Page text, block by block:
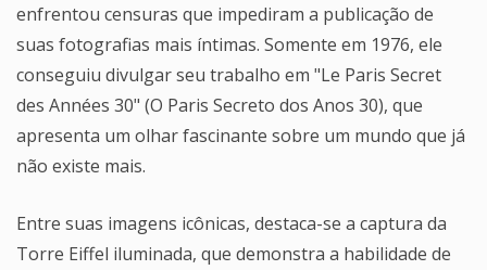
enfrentou censuras que impediram a publicação de
suas fotografias mais íntimas. Somente em 1976, ele
conseguiu divulgar seu trabalho em "Le Paris Secret
des Années 30" (O Paris Secreto dos Anos 30), que
apresenta um olhar fascinante sobre um mundo que já
não existe mais.
Entre suas imagens icônicas, destaca-se a captura da
Torre Eiffel iluminada, que demonstra a habilidade de